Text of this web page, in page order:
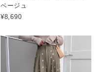
ベージュ
¥8,690